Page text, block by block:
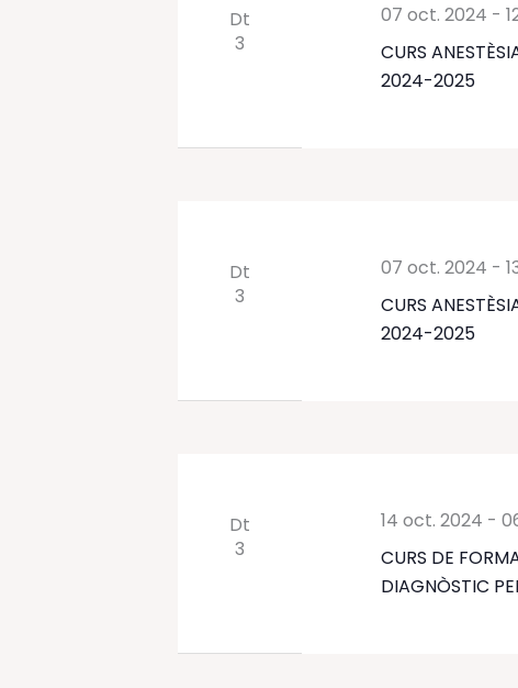
Dt
3
CURS
2024-2025
07 oct. 2024 -
Dt
3
CURS
2024-2025
07 oct. 2024 -
Dt
3
CURS DE
DIAGNÒSTIC
14 oct. 2024 -